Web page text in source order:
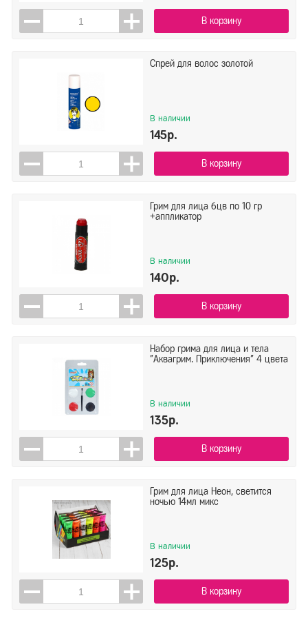
В корзину
Спрей для волос золотой
В наличии
145р.
В корзину
Грим для лица 6цв по 10 гр
+аппликатор
В наличии
140р.
В корзину
Набор грима для лица и тела
"Аквагрим. Приключения" 4 цвета
В наличии
135р.
В корзину
Грим для лица Неон, светится
ночью 14мл микс
В наличии
125р.
В корзину